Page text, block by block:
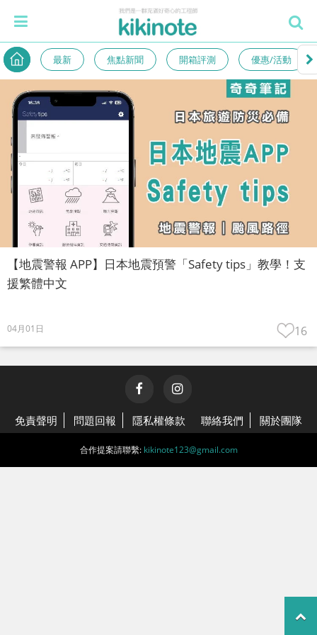
最新 焦點新聞 開箱評測 優惠/活動
【地震警報 APP】日本地震預警「Safety tips」教學！支
援繁體中文
04月01日 16
免責聲明 問題回報 隱私權條款 聯絡我們 關於團隊
合作提案請聯繫: kikinote123@gmail.com